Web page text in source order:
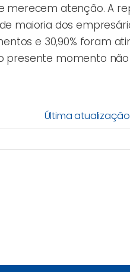
merecem atenção. A
maioria dos
e 30,90% foram
presente momento
Última